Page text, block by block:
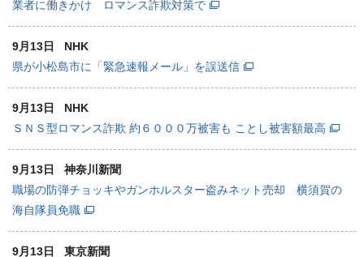
業者に働きかけ ロマンス詐欺対策で
9月13日
NHK
県が小松島市に「緊急速報メール」を誤送信
9月13日
NHK
ＳＮＳ型ロマンス詐欺 約６０００万被害も ことし被害額最高
9月13日
神奈川新聞
職場の防弾チョッキやガンホルスター盗みネット売却 横須賀の
海自隊員免職
9月13日
東京新聞